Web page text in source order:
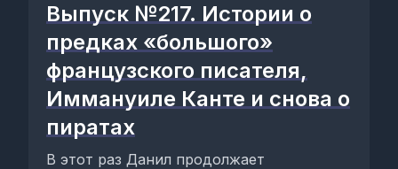
Выпуск №217. Истории о
предках «большого»
французского писателя,
Иммануиле Канте и снова о
пиратах
В этот раз Данил продолжает